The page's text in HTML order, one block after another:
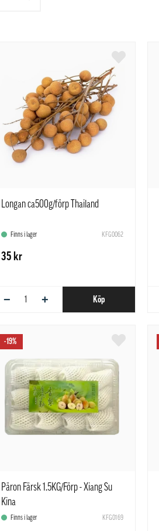
Longan ca500g/förp Thailand
Finns i lager KFG0062
35 kr
− + Köp
-19%
Päron Färsk 1.5KG/Förp - Xiang Su
Kina
Finns i lager KFG0169